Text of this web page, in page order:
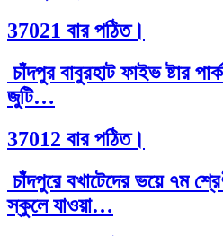
37021 বার পঠিত।
চাঁদপুর বাবুরহাট ফাইভ ষ্টার
জুটি…
37012 বার পঠিত।
চাঁদপুরে বখাটেদের ভয়ে ৭ম
স্কুলে যাওয়া…